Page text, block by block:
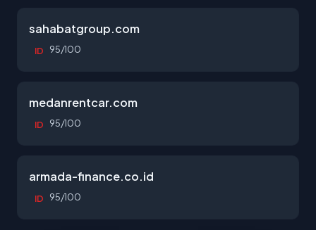
sahabatgroup.com
ID 95/100
medanrentcar.com
ID 95/100
armada-finance.co.id
ID 95/100